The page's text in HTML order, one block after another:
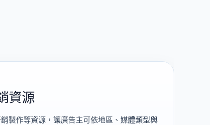
資源
製作等資源，讓廣告主可依地區、媒體類型與